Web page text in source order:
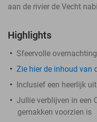
aan de rivier de Vecht
Highlights
Sfeervolle
Zie hier de inhoud van
Inclusief een heerlijk
Jullie verblijven in een
gemakken voorzien is